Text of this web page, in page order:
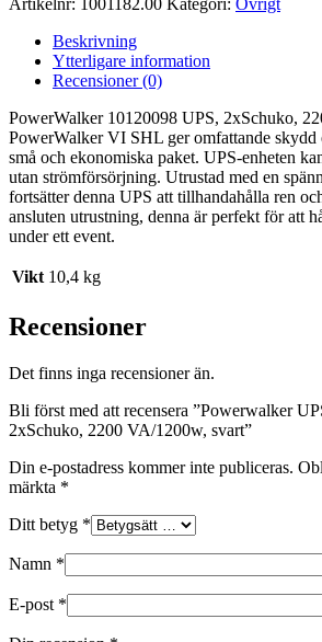
Beskrivning
Ytterligare information
Recensioner (0)
PowerWalker 10120098 UPS, 2xSchuko,
PowerWalker VI SHL ger omfattande skydd
små och ekonomiska paket. UPS-enheten
utan strömförsörjning. Utrustad med en
fortsätter denna UPS att tillhandahålla ren
ansluten utrustning, denna är perfekt för att
under ett event.
Vikt 10,4 kg
Recensioner
Det finns inga recensioner än.
Bli först med att recensera ”Powerwalker
2xSchuko, 2200 VA/1200w, svart”
Din e-postadress kommer inte publiceras.
märkta *
Ditt betyg *
Namn *
E-post *